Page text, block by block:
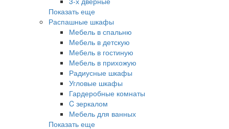
Показать еще
Распашные шкафы
Мебель в спальню
Мебель в детскую
Мебель в гостиную
Мебель в прихожую
Радиусные шкафы
Угловые шкафы
Гардеробные комнаты
C зеркалом
Мебель для ванных
Показать еще